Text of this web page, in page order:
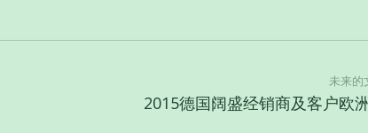
未来的
2015德国阔盛经销商及客户欧